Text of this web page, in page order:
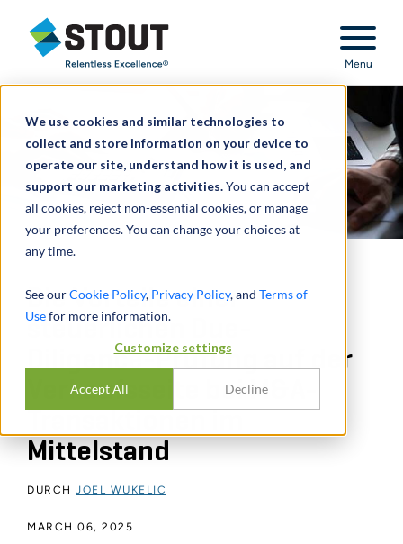
We use cookies and similar technologies to
collect and store information on your device to
operate our site, understand how it is used, and
support our marketing activities.You can accept
all cookies, reject non-essential cookies, or manage
your preferences. You can change your choices at
any time.
See ourCookie Policy, Privacy Policy, and Terms of
Usefor more information.
Customize settings
Accept All Decline
Stout Relentless Excellence
Menu
Die Vorteile einer
steuerlichen Due-
Diligence-Prüfung auf der
Verkaufsseite bei M&A-
Mittelstand
DURCH JOEL WUKELIC
MARCH 06, 2025